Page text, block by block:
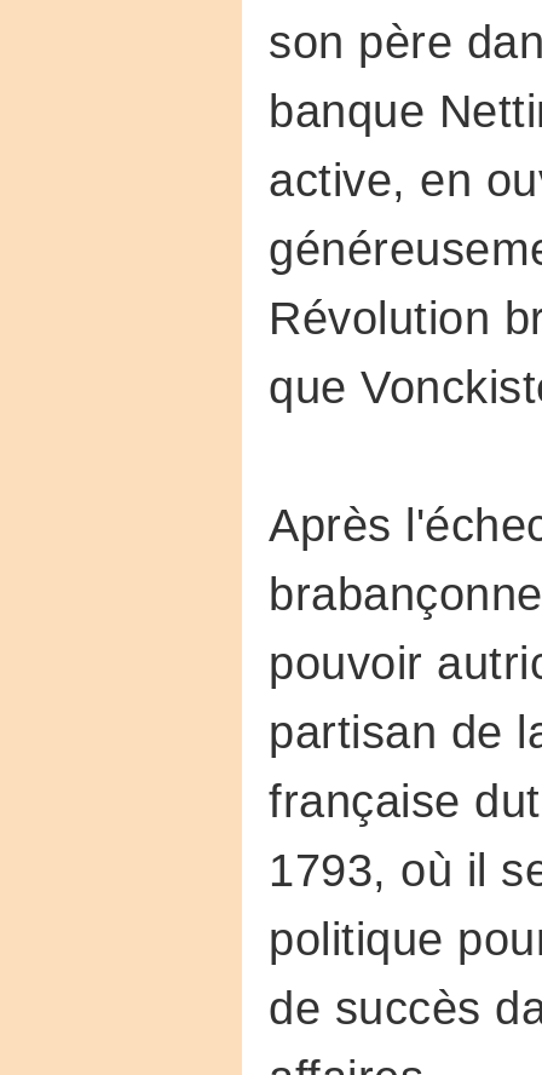
son père
banque
active, en
Révolution
que
Après
pouvoir
partisan de
française
1793, où il
politique
de succès